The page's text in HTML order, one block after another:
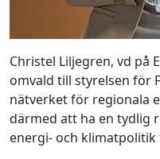
Christel Liljegren, vd på
omvald till styrelsen för
nätverket för regionala
därmed att ha en tydlig
energi- och